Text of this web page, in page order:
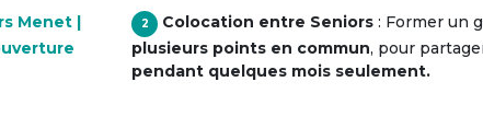
Menet |
2 Colocation entre Seniors : Former un
plusieurs points en commun, pour
pendant quelques mois seulement.